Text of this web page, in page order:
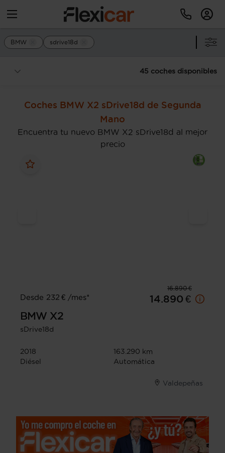
BMW sdrive18d
45 coches disponibles
Coches BMW X2 sDrive18d de Segunda
Mano
Encuentra tu nuevo BMW X2 sDrive18d al mejor
precio
16.890 €
Desde 232 € /mes*
14.890 €
BMW X2
sDrive18d
2018
163.290 km
Diésel
Automática
Valdepeñas